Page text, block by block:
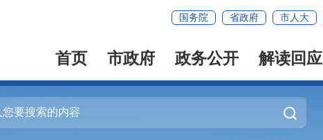
国务院 省政府 市人大
首页 市政府 政务公开 解读回应